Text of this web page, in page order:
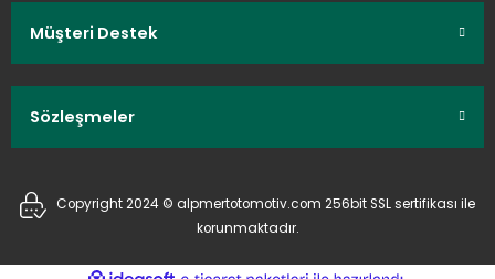
Müşteri Destek
Sözleşmeler
Copyright 2024 © alpmertotomotiv.com 256bit SSL sertifikası ile
korunmaktadır.